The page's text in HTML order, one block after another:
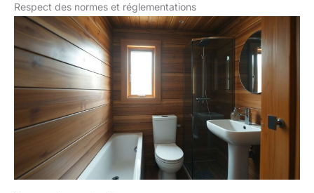
Respect des normes et réglementations